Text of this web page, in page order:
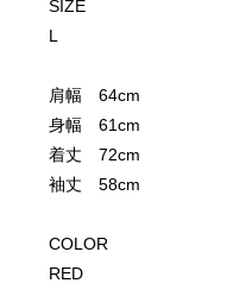
SIZE
L
肩幅 64cm
身幅 61cm
着丈 72cm
袖丈 58cm
COLOR
RED